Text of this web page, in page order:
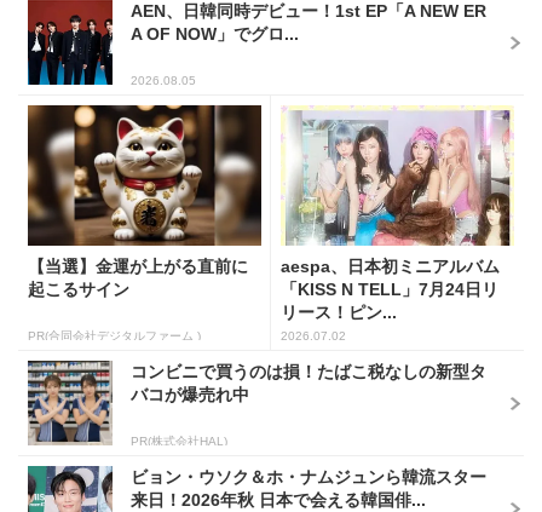
AEN、日韓同時デビュー！1st EP「A NEW ER
A OF NOW」でグロ...
2026.08.05
【当選】金運が上がる直前に
起こるサイン
PR(合同会社デジタルファーム )
aespa、日本初ミニアルバム
「KISS N TELL」7月24日リ
リース！ピン...
2026.07.02
コンビニで買うのは損！たばこ税なしの新型タ
バコが爆売れ中
PR(株式会社HAL)
ビョン・ウソク＆ホ・ナムジュンら韓流スター
来日！2026年秋 日本で会える韓国俳...